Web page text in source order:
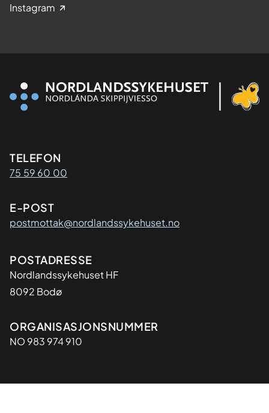
Instagram
Kontaktinformasjon
TELEFON
75 59 60 00
E-POST
postmottak@nordlandssykehuset.no
Adresse
POSTADRESSE
Nordlandssykehuset HF
8092 Bodø
Organisasjon
ORGANISASJONSNUMMER
NO 983 974 910